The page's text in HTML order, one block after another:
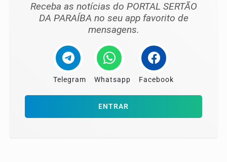
Receba as notícias do PORTAL SERTÃO
DA PARAÍBA no seu app favorito de
mensagens.
Telegram Whatsapp Facebook
ENTRAR